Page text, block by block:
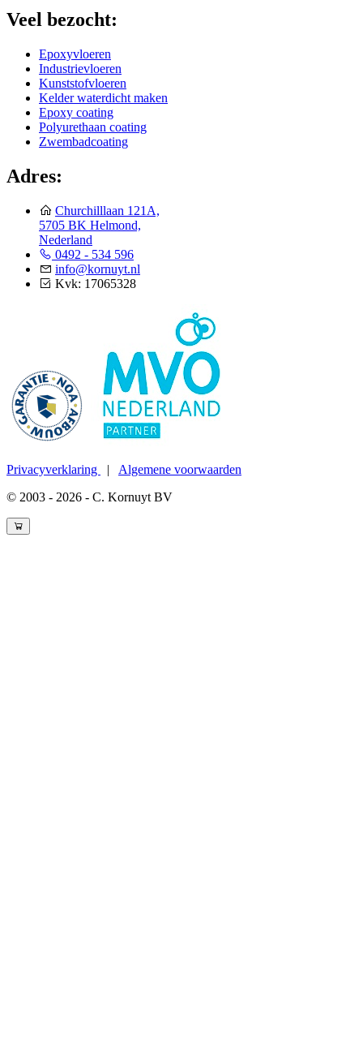
Veel bezocht:
Epoxyvloeren
Industrievloeren
Kunststofvloeren
Kelder waterdicht maken
Epoxy coating
Polyurethaan coating
Zwembadcoating
Adres:
Churchilllaan 121A,
5705 BK Helmond,
Nederland
0492 - 534 596
info@kornuyt.nl
Kvk: 17065328
Privacyverklaring | Algemene voorwaarden
© 2003 - 2026 - C. Kornuyt BV